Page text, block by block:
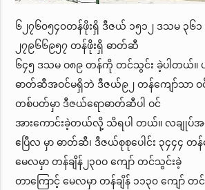
၆၂၇၆၀၅၄၀တန်ဖိုးရှိ ဒီဇယ် ၁၅၁၂ ဒသမ ၃၆
၂၇၉၆၆၉၅၇ တန်ဖိုးရှိ ဓာတ်ဆီ
၆၄၅ ဒသမ ဝ၈၉ တန်ကို တင်သွင်း ခဲ့ပါတယ်။
ဓာတ်ဆီအဝင်မရှိဘဲ ဒီဇယ်၉၂ တန်ကျော်သာ ဝ
တစ်ပတ်မှာ ဒီဇယ်ရောဓာတ်ဆီပါ ဝင်
အားကောင်းခဲ့တယ်လို့ သိရပါ တယ်။ လချုပ်
ဧပြီလ မှာ ဓာတ်ဆီ၊ ဒီဇယ်စုစုပေါင်း ၃၄၄၄ တန်
မေလမှာ တန်ချိန်၂၃၀ဝ ကျော် တင်သွင်းခဲ့
တာကြောင့် မေလမှာ တန်ချိန် ၁၁၃၀ ကျော်